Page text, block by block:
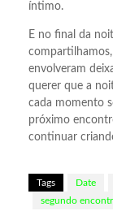
íntimo.
E no final da
envolveram
querer que a
cada momento
próximo
continuar
Tags Date
segundo